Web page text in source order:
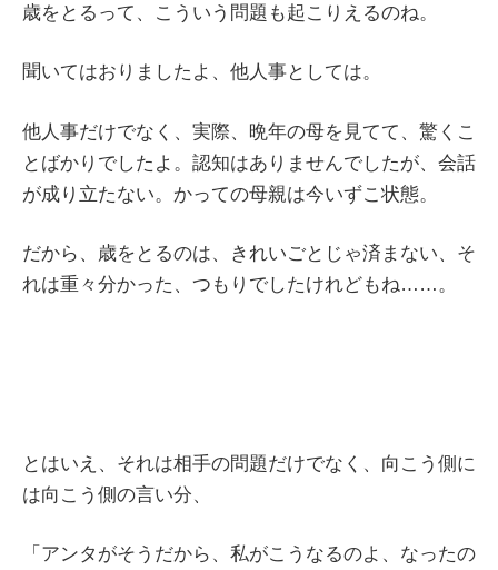
歳をとるって、こういう問題も起こりえるのね。
聞いてはおりましたよ、他人事としては。
他人事だけでなく、実際、晩年の母を見てて、驚くこ
とばかりでしたよ。認知はありませんでしたが、会話
が成り立たない。かっての母親は今いずこ状態。
だから、歳をとるのは、きれいごとじゃ済まない、そ
れは重々分かった、つもりでしたけれどもね……。
とはいえ、それは相手の問題だけでなく、向こう側に
は向こう側の言い分、
「アンタがそうだから、私がこうなるのよ、なったの